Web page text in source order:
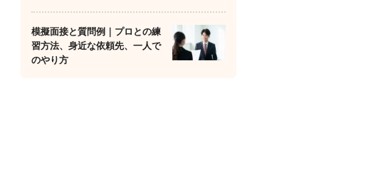
模擬面接と質問例｜プロとの練
習方法、身近な依頼先、一人で
のやり方